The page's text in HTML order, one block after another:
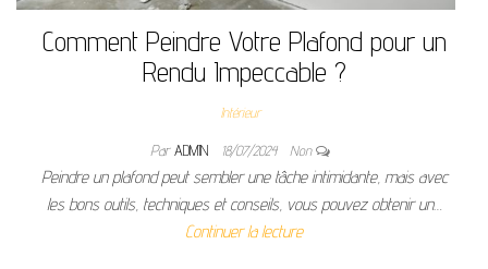
Comment Peindre Votre Plafond pour un
Rendu Impeccable ?
Intérieur
ParADMIN 18/07/2024 Non
Peindre un plafond peut sembler une tâche intimidante, mais avec
les bons outils, techniques et conseils, vous pouvez obtenir un…
Continuer la lecture